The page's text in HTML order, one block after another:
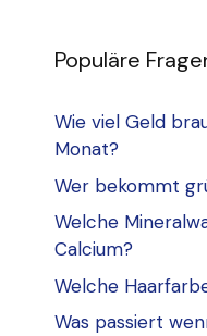
Populäre
Wie viel Geld
Monat?
Wer bekommt
Welche
Calcium?
Welche
Was passiert